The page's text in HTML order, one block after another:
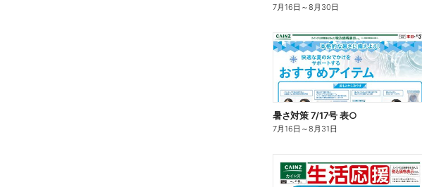
7月16日 ～8月30日
暑さ対策 7/17号 表○
7月16日 ～8月31日